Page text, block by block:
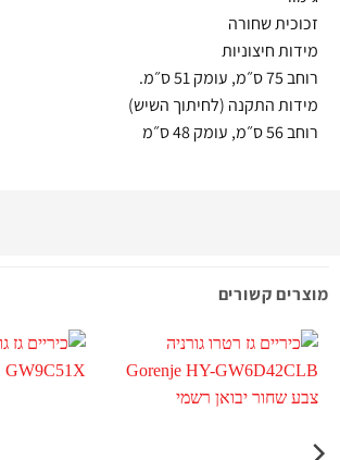
זכוכית שחורה
מידות חיצוניות
רוחב 75 ס״מ, עומק 51 ס״מ.
מידות התקנה (לחיתוך השיש)
רוחב 56 ס״מ, עומק 48 ס״מ
מוצרים קשורים